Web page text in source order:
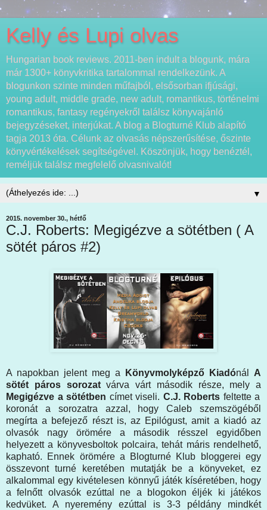
Kelly és Lupi olvas
Hungarian book reviews. 2011-ben indult a blogunk, mára
már 1300+ könyvkritika tartalommal rendelkezünk. A
blogunkon szinte minden műfajból, elsősorban ifjúsági,
young adult, middle grade, new adult, romantikus, történelmi
romantikus, fantasy regényekről találsz könyvajánló
bejegyzéseket, interjúkat. A blog a Blogturné Klub alapító
tagja 2013 óta. Célunk az olvasás népszerűsítése, őszinte
könyvértékelések segítségével. Köszönjük, hogy benéztél,
reméljük találsz megfelelő olvasnivalót!
▼
2015. november 30., hétfő
C.J. Roberts: Megigézve a sötétben ( A
sötét páros #2)
A napokban jelent meg a Könyvmolyképző Kiadónál A
sötét páros sorozatvárva várt második része, mely a
Megigézve a sötétben címet viseli. C.J. Roberts feltette a
koronát a sorozatra azzal, hogy Caleb szemszögéből
megírta a befejező részt is, az Epilógust, amit a kiadó az
olvasók nagy örömére a második résszel egyidőben
helyezett a könyvesboltok polcaira, tehát máris rendelhető,
kapható. Ennek örömére a Blogturné Klub bloggerei egy
összevont turné keretében mutatják be a könyveket, ez
alkalommal egy kivételesen könnyű játék kíséretében, hogy
a felnőtt olvasók ezúttal ne a blogokon éljék ki játékos
kedvüket. A nyeremény ezúttal is 3-3 példány mindkét